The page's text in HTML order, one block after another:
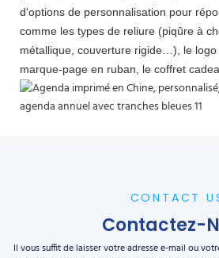
d'options de personnalisation pour
comme les types de reliure (piqûre à
métallique, couverture rigide…), le
marque-page en ruban, le coffret
CONTACT
Contactez-
Il vous suffit de laisser votre adresse e-mail ou